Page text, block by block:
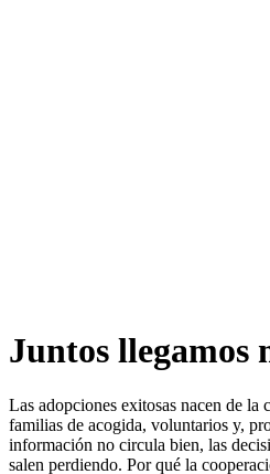
Juntos llegamos
Las adopciones exitosas nacen de la
familias de acogida, voluntarios y,
información no circula bien, las
salen perdiendo. Por qué la